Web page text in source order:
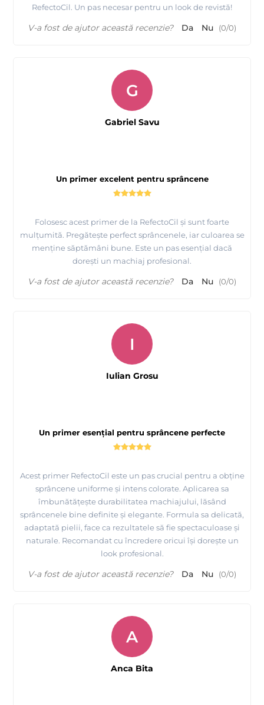
RefectoCil. Un pas necesar pentru un look de revistă!
V-a fost de ajutor această recenzie? Da Nu (0/0)
Un primer excelent pentru sprâncene
Folosesc acest primer de la RefectoCil și sunt foarte
mulțumită. Pregătește perfect sprâncenele, iar culoarea se
menține săptămâni bune. Este un pas esențial dacă
dorești un machiaj profesional.
G
Gabriel Savu
V-a fost de ajutor această recenzie? Da Nu (0/0)
Un primer esențial pentru sprâncene perfecte
Acest primer RefectoCil este un pas crucial pentru a obține
sprâncene uniforme și intens colorate. Aplicarea sa
îmbunătățește durabilitatea machiajului, lăsând
sprâncenele bine definite și elegante. Formula sa delicată,
adaptată pielii, face ca rezultatele să fie spectaculoase și
naturale. Recomandat cu încredere oricui își dorește un
look profesional.
I
Iulian Grosu
V-a fost de ajutor această recenzie? Da Nu (0/0)
A
Anca Bita